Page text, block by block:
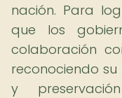
nación. Para
que los
colaboración
reconociendo
y